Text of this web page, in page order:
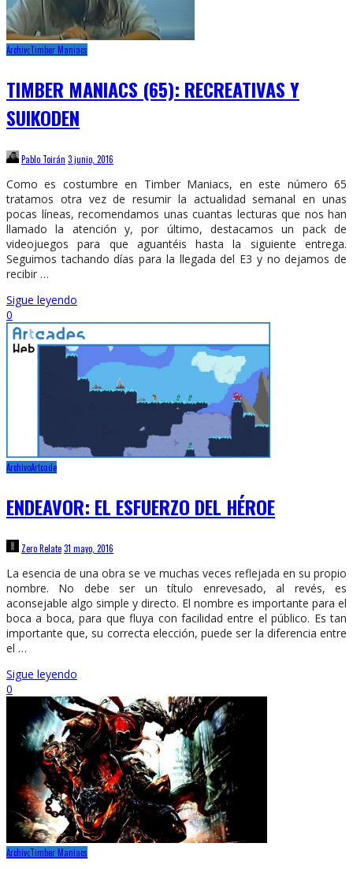
ArchivoTimber Maniacs
TIMBER MANIACS (65): RECREATIVAS Y
SUIKODEN
Pablo Toirán 3 junio, 2016
Como es costumbre en Timber Maniacs, en este número 65
tratamos otra vez de resumir la actualidad semanal en unas
pocas líneas, recomendamos unas cuantas lecturas que nos han
llamado la atención y, por último, destacamos un pack de
videojuegos para que aguantéis hasta la siguiente entrega.
Seguimos tachando días para la llegada del E3 y no dejamos de
recibir …
Sigue leyendo
0
ArchivoArtcade
ENDEAVOR: EL ESFUERZO DEL HÉROE
Zero Relate31 mayo, 2016
La esencia de una obra se ve muchas veces reflejada en su propio
nombre. No debe ser un título enrevesado, al revés, es
aconsejable algo simple y directo. El nombre es importante para el
boca a boca, para que fluya con facilidad entre el público. Es tan
importante que, su correcta elección, puede ser la diferencia entre
el …
Sigue leyendo
0
ArchivoTimber Maniacs